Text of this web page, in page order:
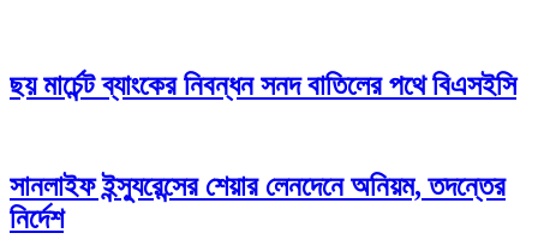
ছয় মার্চেন্ট ব্যাংকের নিবন্ধন সনদ বাতিলের পথে বিএসইসি
সানলাইফ ইন্স্যুরেন্সের শেয়ার লেনদেনে অনিয়ম, তদন্তের
নির্দেশ